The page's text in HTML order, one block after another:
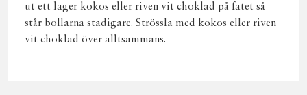
ut ett lager kokos eller riven vit choklad på fatet så
står bollarna stadigare. Strössla med kokos eller riven
vit choklad över alltsammans.